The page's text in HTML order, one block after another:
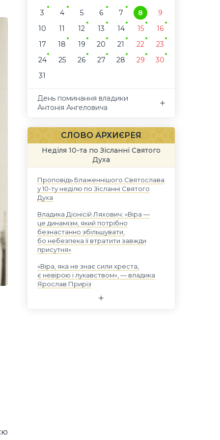
3
4 5 6 7 8
9
10
11 12 13 14 15
16
17
18 19 20 21 22
23
24
25 26 27 28 29
30
31
День поминання владики
Антонія Ангеловича
СЛОВО АРХИЄРЕЯ
Неділя 10-та по Зісланні Святого
Духа
Проповідь Блаженнішого Святослава
у 10-ту неділю по Зісланні Святого
Духа
Владика Діонісій Ляхович: «Віра —
це динамізм, який потрібно
безнастанно збільшувати,
бо небезпека її втратити завжди
присутня»
«Віра, яка не знає сили хреста,
є невірою і лукавством», — владика
Ярослав Приріз